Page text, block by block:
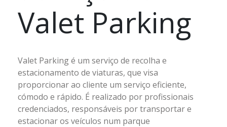
Valet Parking
Valet Parking é um serviço de recolha e
estacionamento de viaturas, que visa
proporcionar ao cliente um serviço eficiente,
cómodo e rápido. É realizado por profissionais
credenciados, responsáveis por transportar e
estacionar os veículos num parque